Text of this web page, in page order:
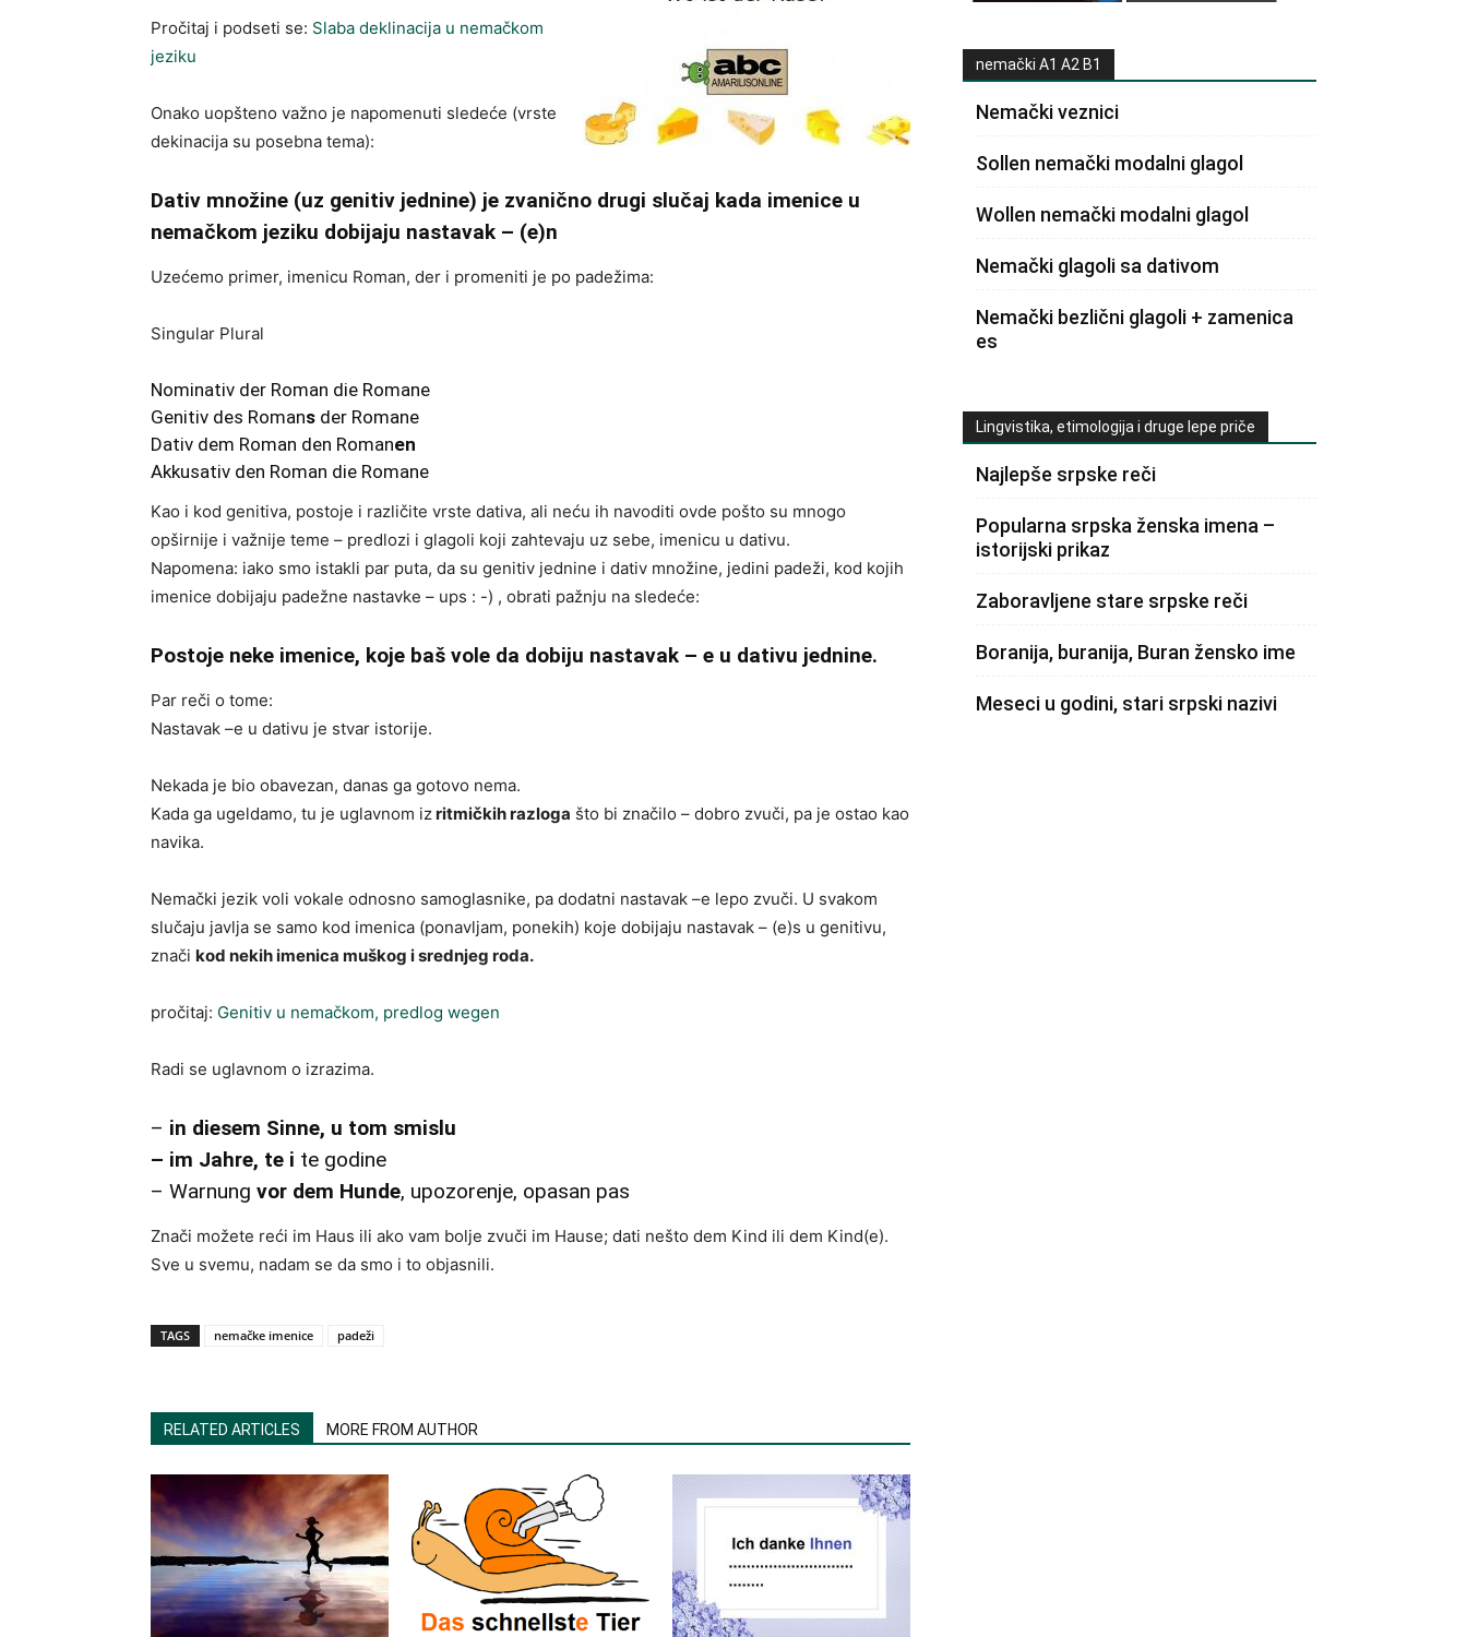
Pročitaj i podseti se: Slaba deklinacija u nemačkom
jeziku
Onako uopšteno važno je napomenuti sledeće (vrste
dekinacija su posebna tema):
Dativ množine (uz genitiv jednine) je zvanično drugi slučaj kada imenice u
nemačkom jeziku dobijaju nastavak – (e)n
Uzećemo primer, imenicu Roman, der i promeniti je po padežima:
Singular Plural
Nominativ der Roman die Romane
Genitiv des Romans der Romane
Dativ dem Roman den Romanen
Akkusativ den Roman die Romane
Kao i kod genitiva, postoje i različite vrste dativa, ali neću ih navoditi ovde pošto su mnogo
opširnije i važnije teme – predlozi i glagoli koji zahtevaju uz sebe, imenicu u dativu.
Napomena: iako smo istakli par puta, da su genitiv jednine i dativ množine, jedini padeži, kod kojih
imenice dobijaju padežne nastavke – ups : -) , obrati pažnju na sledeće:
Postoje neke imenice, koje baš vole da dobiju nastavak – e u dativu jednine.
Par reči o tome:
Nastavak –e u dativu je stvar istorije.
Nekada je bio obavezan, danas ga gotovo nema.
Kada ga ugeldamo, tu je uglavnom izritmičkih razloga što bi značilo – dobro zvuči, pa je ostao kao
navika.
Nemački jezik voli vokale odnosno samoglasnike, pa dodatni nastavak –e lepo zvuči. U svakom
slučaju javlja se samo kod imenica (ponavljam, ponekih) koje dobijaju nastavak – (e)s u genitivu,
znači kod nekih imenica muškog i srednjeg roda.
pročitaj: Genitiv u nemačkom, predlog wegen
Radi se uglavnom o izrazima.
– in diesem Sinne, u tom smislu
– im Jahre, te i te godine
– Warnung vor dem Hunde, upozorenje, opasan pas
Znači možete reći im Haus ili ako vam bolje zvuči im Hause; dati nešto dem Kind ili dem Kind(e).
Sve u svemu, nadam se da smo i to objasnili.
TAGS nemačke imenice padeži
RELATED ARTICLES MORE FROM AUTHOR
nemački A1 A2 B1
Nemački veznici
Sollen nemački modalni glagol
Wollen nemački modalni glagol
Nemački glagoli sa dativom
Nemački bezlični glagoli + zamenica
es
Lingvistika, etimologija i druge lepe priče
Najlepše srpske reči
Popularna srpska ženska imena –
istorijski prikaz
Zaboravljene stare srpske reči
Boranija, buranija, Buran žensko ime
Meseci u godini, stari srpski nazivi